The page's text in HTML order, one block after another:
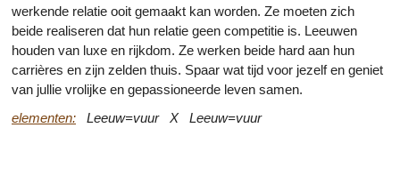
werkende relatie ooit gemaakt kan worden. Ze moeten zich
beide realiseren dat hun relatie geen competitie is. Leeuwen
houden van luxe en rijkdom. Ze werken beide hard aan hun
carrières en zijn zelden thuis. Spaar wat tijd voor jezelf en geniet
van jullie vrolijke en gepassioneerde leven samen.
elementen: Leeuw=vuur X Leeuw=vuur